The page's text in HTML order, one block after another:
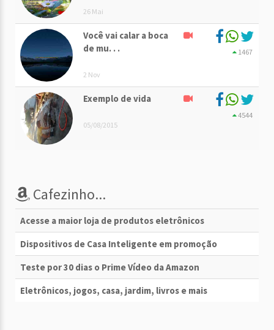
26 Mai
Você vai calar a boca
de mu. . .
2 Nov
1467
Exemplo de vida
05/08/2015
4544
Cafezinho...
Acesse a maior loja de produtos eletrônicos
Dispositivos de Casa Inteligente em promoção
Teste por 30 dias o Prime Vídeo da Amazon
Eletrônicos, jogos, casa, jardim, livros e mais